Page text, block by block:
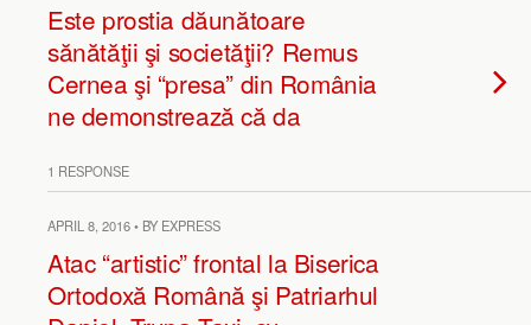
Este prostia dăunătoare
sănătăţii şi societăţii? Remus
Cernea şi “presa” din România
ne demonstrează că da
1 RESPONSE
APRIL 8, 2016 • BY EXPRESS
Atac “artistic” frontal la Biserica
Ortodoxă Română şi Patriarhul